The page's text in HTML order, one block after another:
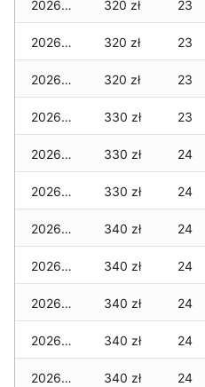
2026-05-13 320 zł 23
2026-05-12 320 zł 23
2026-05-09 320 zł 23
2026-05-08 330 zł 23
2026-05-07 330 zł 24
2026-05-06 330 zł 24
2026-05-05 340 zł 24
2026-05-04 340 zł 24
2026-05-03 340 zł 24
2026-05-02 340 zł 24
2026-05-01 340 zł 24